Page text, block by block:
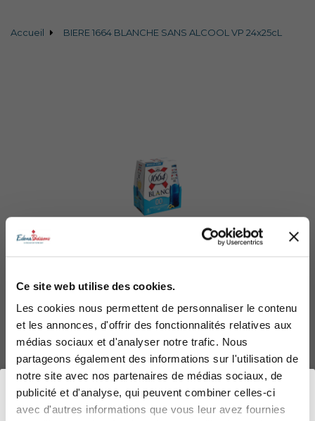
Ce site web utilise des cookies.
Les cookies nous permettent de personnaliser le contenu
et les annonces, d'offrir des fonctionnalités relatives aux
médias sociaux et d'analyser notre trafic. Nous
partageons également des informations sur l'utilisation de
notre site avec nos partenaires de médias sociaux, de
publicité et d'analyse, qui peuvent combiner celles-ci
avec d'autres informations que vous leur avez fournies
Accueil BIERE 1664 BLANCHE SANS ALCOOL VP 24x25cL
BIERE 1664 BLANCHE SANS
ALCOOL VP 24x25cL